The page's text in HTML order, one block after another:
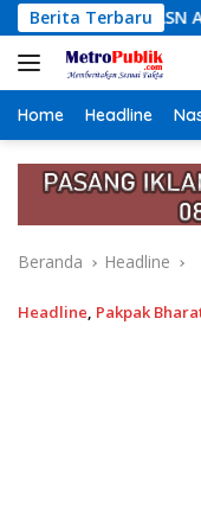
Langsung
ke
konten
Berita Terbaru
BPN Nias Tewas
Home Headline
Beranda Headline
Headline, Pakpak